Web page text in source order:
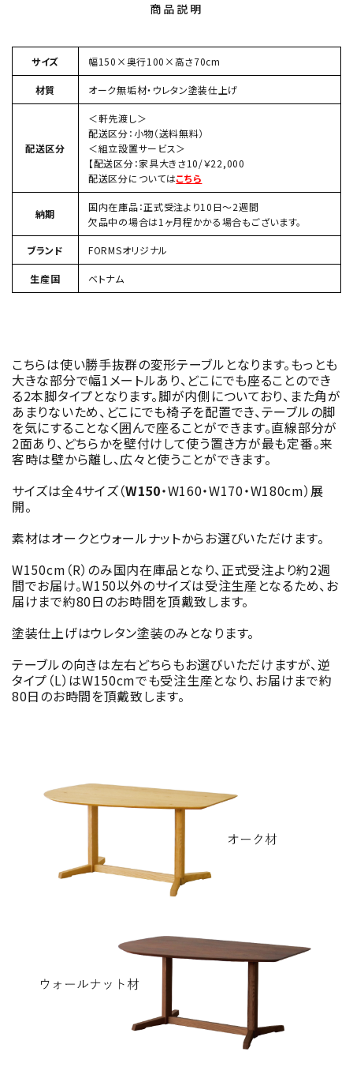
商品説明
サイズ 幅150×奥行100×高さ70cm
材質 オーク無垢材・ウレタン塗装仕上げ
配送区分
＜軒先渡し＞
配送区分：小物（送料無料）
＜組立設置サービス＞
【配送区分：家具大きさ10/￥22,000
配送区分についてはこちら
納期
国内在庫品：正式受注より10日〜2週間
欠品中の場合は1ヶ月程かかる場合もございます。
ブランド FORMSオリジナル
生産国 ベトナム
こちらは使い勝手抜群の変形テーブルとなります。もっとも
大きな部分で幅1メートルあり、どこにでも座ることのでき
る2本脚タイプとなります。脚が内側についており、また角が
あまりないため、どこにでも椅子を配置でき、テーブルの脚
を気にすることなく囲んで座ることができます。直線部分が
2面あり、どちらかを壁付けして使う置き方が最も定番。来
客時は壁から離し、広々と使うことができます。
サイズは全4サイズ（W150・W160・W170・W180cm）展
開。
素材はオークとウォールナットからお選びいただけます。
W150cm（R）のみ国内在庫品となり、正式受注より約2週
間でお届け。W150以外のサイズは受注生産となるため、お
届けまで約80日のお時間を頂戴致します。
塗装仕上げはウレタン塗装のみとなります。
テーブルの向きは左右どちらもお選びいただけますが、逆
タイプ（L）はW150cmでも受注生産となり、お届けまで約
80日のお時間を頂戴致します。